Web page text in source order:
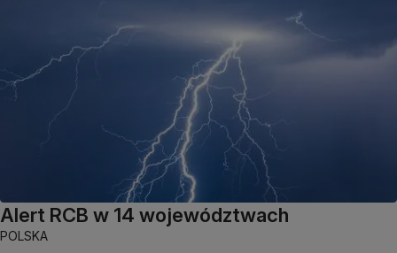
Alert RCB w 14 województwach
POLSKA